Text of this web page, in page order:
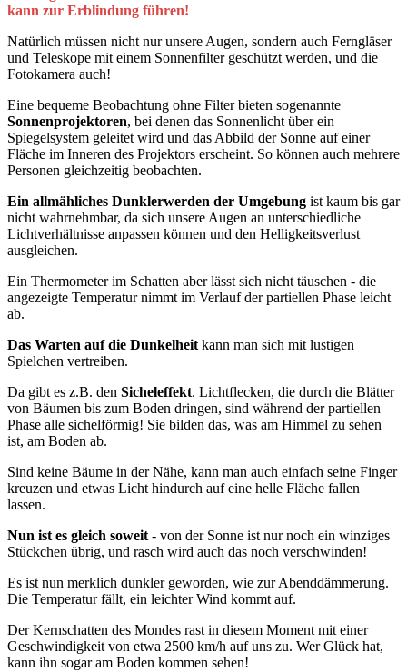
kann zur Erblindung führen!
Natürlich müssen nicht nur unsere Augen, sondern auch Ferngläser
und Teleskope mit einem Sonnenfilter geschützt werden, und die
Fotokamera auch!
Eine bequeme Beobachtung ohne Filter bieten sogenannte
Sonnenprojektoren, bei denen das Sonnenlicht über ein
Spiegelsystem geleitet wird und das Abbild der Sonne auf einer
Fläche im Inneren des Projektors erscheint. So können auch mehrere
Personen gleichzeitig beobachten.
Ein allmähliches Dunklerwerden der Umgebung ist kaum bis gar
nicht wahrnehmbar, da sich unsere Augen an unterschiedliche
Lichtverhältnisse anpassen können und den Helligkeitsverlust
ausgleichen.
Ein Thermometer im Schatten aber lässt sich nicht täuschen - die
angezeigte Temperatur nimmt im Verlauf der partiellen Phase leicht
ab.
Das Warten auf die Dunkelheit kann man sich mit lustigen
Spielchen vertreiben.
Da gibt es z.B. den Sicheleffekt. Lichtflecken, die durch die Blätter
von Bäumen bis zum Boden dringen, sind während der partiellen
Phase alle sichelförmig! Sie bilden das, was am Himmel zu sehen
ist, am Boden ab.
Sind keine Bäume in der Nähe, kann man auch einfach seine Finger
kreuzen und etwas Licht hindurch auf eine helle Fläche fallen
lassen.
Nun ist es gleich soweit - von der Sonne ist nur noch ein winziges
Stückchen übrig, und rasch wird auch das noch verschwinden!
Es ist nun merklich dunkler geworden, wie zur Abenddämmerung.
Die Temperatur fällt, ein leichter Wind kommt auf.
Der Kernschatten des Mondes rast in diesem Moment mit einer
Geschwindigkeit von etwa 2500 km/h auf uns zu. Wer Glück hat,
kann ihn sogar am Boden kommen sehen!